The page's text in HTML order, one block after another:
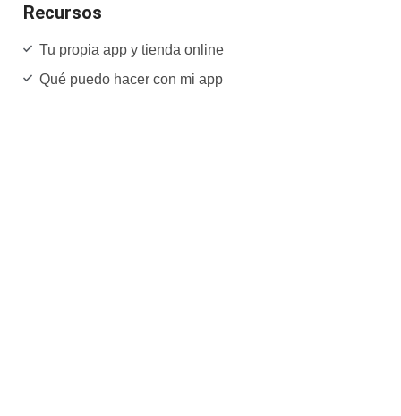
Recursos
Tu propia app y tienda online
Qué puedo hacer con mi app